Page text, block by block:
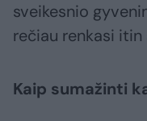
sveikesnio
rečiau renkasi
Kaip sumažinti